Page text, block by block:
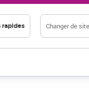
rapides Changer de